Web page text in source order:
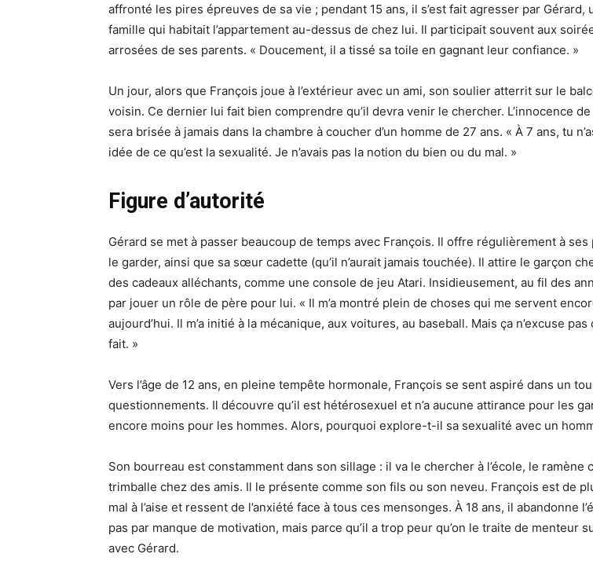
affronté les pires épreuves de sa vie ; pendant 15 ans, il s’est fait agresser par Gérard,
famille qui habitait l’appartement au-dessus de chez lui. Il participait souvent aux
arrosées de ses parents. « Doucement, il a tissé sa toile en gagnant leur confiance. »
Un jour, alors que François joue à l’extérieur avec un ami, son soulier atterrit sur le
voisin. Ce dernier lui fait bien comprendre qu’il devra venir le chercher. L’innocence
sera brisée à jamais dans la chambre à coucher d’un homme de 27 ans. « À 7 ans, tu
idée de ce qu’est la sexualité. Je n’avais pas la notion du bien ou du mal. »
Figure d’autorité
Gérard se met à passer beaucoup de temps avec François. Il offre régulièrement à ses
le garder, ainsi que sa sœur cadette (qu’il n’aurait jamais touchée). Il attire le garçon
des cadeaux alléchants, comme une console de jeu Atari. Insidieusement, au fil des
par jouer un rôle de père pour lui. « Il m’a montré plein de choses qui me servent
aujourd’hui. Il m’a initié à la mécanique, aux voitures, au baseball. Mais ça n’excuse pas
fait. »
Vers l’âge de 12 ans, en pleine tempête hormonale, François se sent aspiré dans un
questionnements. Il découvre qu’il est hétérosexuel et n’a aucune attirance pour les
encore moins pour les hommes. Alors, pourquoi explore-t-il sa sexualité avec un
Son bourreau est constamment dans son sillage : il va le chercher à l’école, le ramène
trimballe chez des amis. Il le présente comme son fils ou son neveu. François est de
mal à l’aise et ressent de l’anxiété face à tous ces mensonges. À 18 ans, il abandonne
pas par manque de motivation, mais parce qu’il a trop peur qu’on le traite de menteur
avec Gérard.